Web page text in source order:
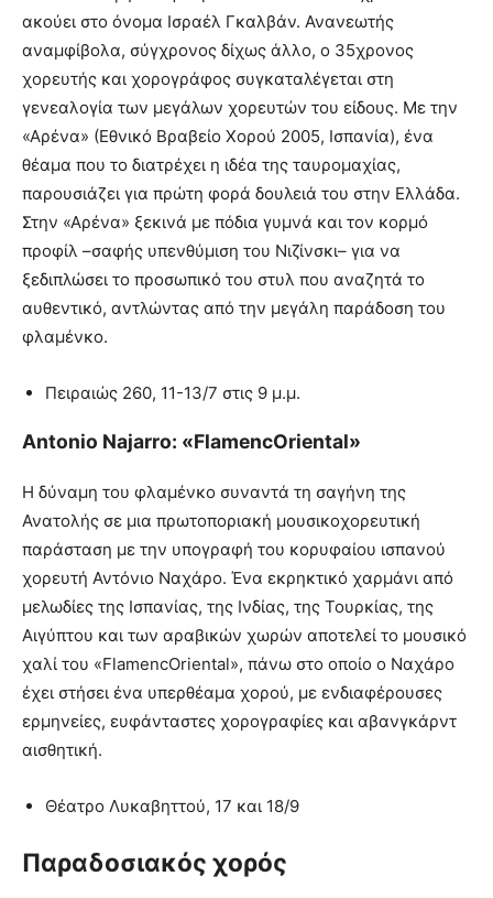
ακούει στο όνομα Ισραέλ Γκαλβάν. Ανανεωτής
αναμφίβολα, σύγχρονος δίχως άλλο, ο 35χρονος
χορευτής και χορογράφος συγκαταλέγεται στη
γενεαλογία των μεγάλων χορευτών του είδους. Με την
«Αρένα» (Εθνικό Βραβείο Χορού 2005, Ισπανία), ένα
θέαμα που το διατρέχει η ιδέα της ταυρομαχίας,
παρουσιάζει για πρώτη φορά δουλειά του στην Ελλάδα.
Στην «Αρένα» ξεκινά με πόδια γυμνά και τον κορμό
προφίλ –σαφής υπενθύμιση του Νιζίνσκι– για να
ξεδιπλώσει το προσωπικό του στυλ που αναζητά το
αυθεντικό, αντλώντας από την μεγάλη παράδοση του
φλαμένκο.
Πειραιώς 260, 11-13/7 στις 9 μ.μ.
Αntonio Najarro: «FlamencOriental»
Η δύναμη του φλαμένκο συναντά τη σαγήνη της
Ανατολής σε μια πρωτοποριακή μουσικοχορευτική
παράσταση με την υπογραφή του κορυφαίου ισπανού
χορευτή Αντόνιο Ναχάρο. Ένα εκρηκτικό χαρμάνι από
μελωδίες της Ισπανίας, της Ινδίας, της Τουρκίας, της
Αιγύπτου και των αραβικών χωρών αποτελεί το μουσικό
χαλί του «FlamencOriental», πάνω στο οποίο ο Ναχάρο
έχει στήσει ένα υπερθέαμα χορού, με ενδιαφέρουσες
ερμηνείες, ευφάνταστες χορογραφίες και αβανγκάρντ
αισθητική.
Θέατρο Λυκαβηττού, 17 και 18/9
Παραδοσιακός χορός